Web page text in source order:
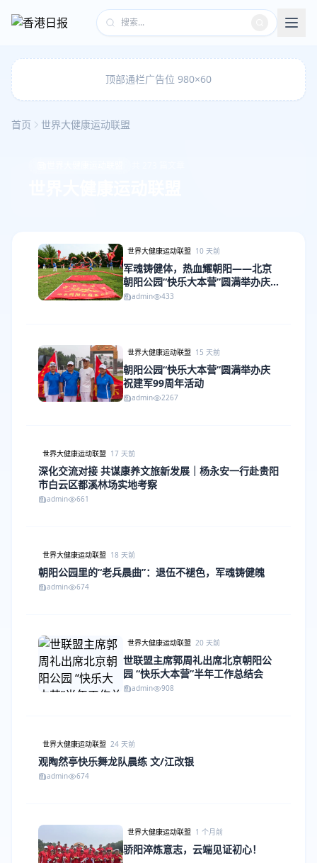
顶部通栏广告位 980×60
首页 世界大健康运动联盟
世界大健康运动联盟 10 天前
军魂铸健体，热血耀朝阳——北京
朝阳公园“快乐大本营”圆满举办庆
祝建军99周年活动
admin 433
世界大健康运动联盟 15 天前
朝阳公园“快乐大本营”圆满举办庆
祝建军99周年活动
admin 2267
世界大健康运动联盟 17 天前
深化交流对接 共谋康养文旅新发展｜杨永安一行赴贵阳
市白云区都溪林场实地考察
admin 661
世界大健康运动联盟 18 天前
朝阳公园里的“老兵晨曲”：退伍不褪色，军魂铸健魄
admin 674
世界大健康运动联盟 20 天前
世联盟主席郭周礼出席北京朝阳公
园 “快乐大本营”半年工作总结会
admin 908
世界大健康运动联盟 24 天前
观陶然亭快乐舞龙队晨练 文/江改银
admin 674
世界大健康运动联盟 1 个月前
骄阳淬炼意志，云端见证初心！